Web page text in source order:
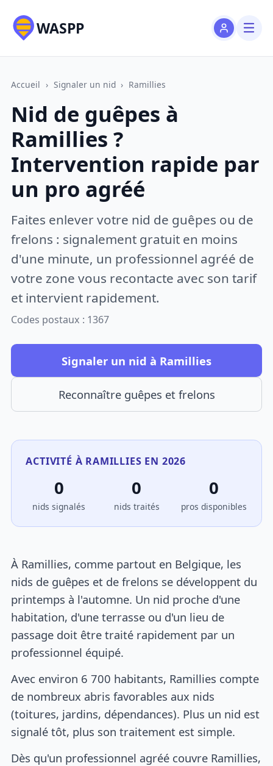
WASPP
Accueil › Signaler un nid › Ramillies
Nid de guêpes à
Ramillies ?
Intervention rapide par
un pro agréé
Faites enlever votre nid de guêpes ou de
frelons : signalement gratuit en moins
d'une minute, un professionnel agréé de
votre zone vous recontacte avec son tarif
et intervient rapidement.
Codes postaux : 1367
Signaler un nid à Ramillies
Reconnaître guêpes et frelons
ACTIVITÉ À RAMILLIES EN 2026
0
nids signalés
0
nids traités
0
pros disponibles
À Ramillies, comme partout en Belgique, les
nids de guêpes et de frelons se développent du
printemps à l'automne. Un nid proche d'une
habitation, d'une terrasse ou d'un lieu de
passage doit être traité rapidement par un
professionnel équipé.
Avec environ 6 700 habitants, Ramillies compte
de nombreux abris favorables aux nids
(toitures, jardins, dépendances). Plus un nid est
signalé tôt, plus son traitement est simple.
Dès qu'un professionnel agréé couvre Ramillies,